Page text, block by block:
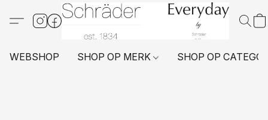
WEBSHOP SHOP OP MERK SHOP OP